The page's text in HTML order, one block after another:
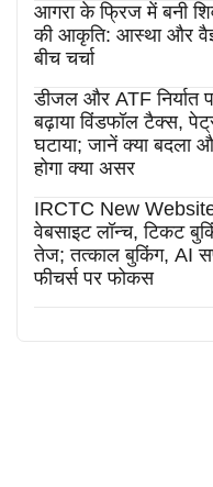
आगरा के फ्रिज में बनी
की आकृति: आस्था और
बीच चर्चा
डीजल और ATF निर्यात
बढ़ाया विंडफॉल टैक्स,
घटाया; जानें क्या बदला
होगा क्या असर
IRCTC New
वेबसाइट लॉन्च, टिकट
तेज; तत्काल बुकिंग, AI
फीचर्स पर फोकस